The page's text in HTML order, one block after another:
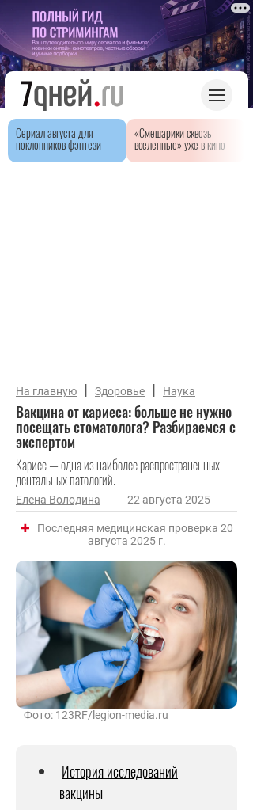
Сериал августа для
поклонников фэнтези
«Смешарики сквозь
вселенные» уже в кино
На главную | Здоровье | Наука
Вакцина от кариеса: больше не нужно
посещать стоматолога? Разбираемся с
экспертом
Кариес — одна из наиболее распространенных
дентальных патологий.
Елена Володина 22 августа 2025
Последняя медицинская проверка 20
августа 2025 г.
Фото: 123RF/legion-media.ru
История исследований
вакцины